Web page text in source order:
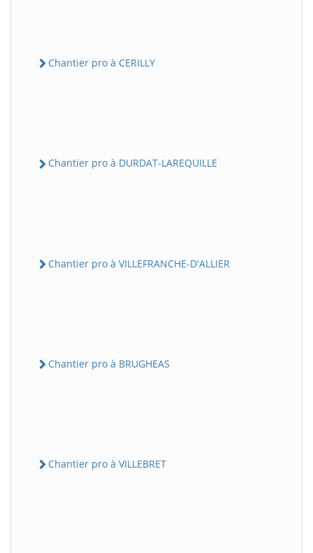
Chantier pro à CERILLY
Chantier pro à DURDAT-LAREQUILLE
Chantier pro à VILLEFRANCHE-D'ALLIER
Chantier pro à BRUGHEAS
Chantier pro à VILLEBRET